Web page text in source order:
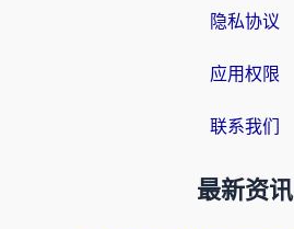
隐私协议
应用权限
联系我们
最新资讯